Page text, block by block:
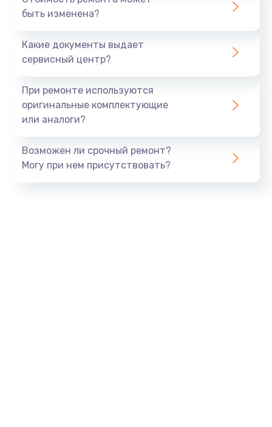
Замена разъёмов (HDMI, DVI, Дисплей порта)
Заказать
Замена шлейфа матрицы
от 1095 руб.
быть изменена?
Какие документы выдает
сервисный центр?
При ремонте используются
оригинальные комплектующие
или аналоги?
Возможен ли срочный ремонт?
Могу при нем присутствовать?